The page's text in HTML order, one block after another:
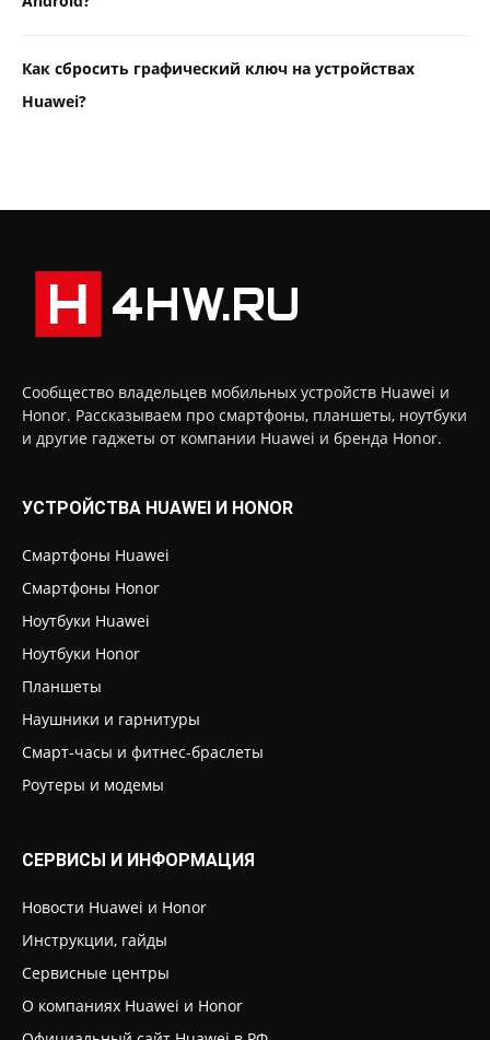
Как сбросить графический ключ на устройствах
Huawei?
Сообщество владельцев мобильных устройств Huawei и
Honor. Рассказываем про смартфоны, планшеты, ноутбуки
и другие гаджеты от компании Huawei и бренда Honor.
УСТРОЙСТВА HUAWEI И HONOR
Смартфоны Huawei
Смартфоны Honor
Ноутбуки Huawei
Ноутбуки Honor
Планшеты
Наушники и гарнитуры
Смарт-часы и фитнес-браслеты
Роутеры и модемы
СЕРВИСЫ И ИНФОРМАЦИЯ
Новости Huawei и Honor
Инструкции, гайды
Сервисные центры
О компаниях Huawei и Honor